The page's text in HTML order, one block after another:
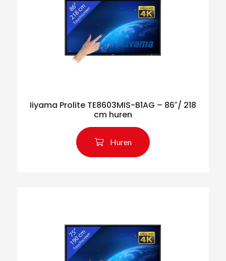
Iiyama Prolite TE8603MIS-B1AG – 86″/ 218
cm huren
Huren